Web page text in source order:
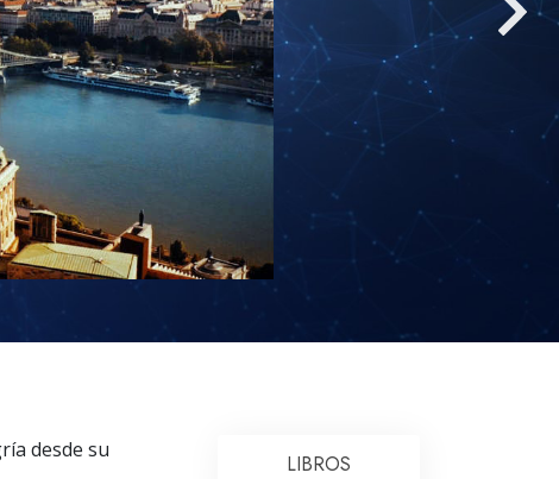
Respuestas a las Drogas
Los Niños
Herramientas para el Entorno Laboral
La Ética y las
La Causa de la Supresión
Investigaciones
desde su
LIBROS